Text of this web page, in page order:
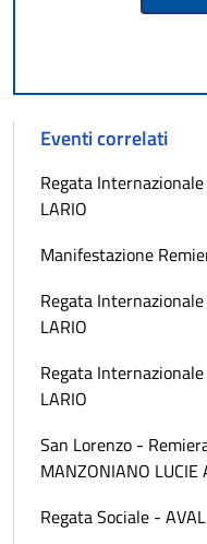
Eventi correlati
Regata Internazionale
LARIO
Manifestazione
Regata Internazionale
LARIO
Regata Internazionale
LARIO
San Lorenzo -
MANZONIANO LUCIE
Regata Sociale -